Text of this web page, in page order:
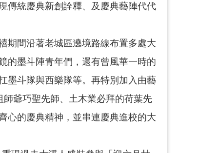
傳統慶典新創詮釋、及慶典藝陣代代
期間沿著老城區遶境路線布置多處大
的墨斗陣青年們，還有曾風華一時的
墨斗隊與西樂隊等。再特別加入由藝
爺巧聖先師、土木業必拜的荷葉先
心的慶典精神，並串連慶典進校的大